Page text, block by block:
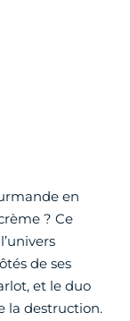
en
? Ce
de ses
et le duo
la destruction.